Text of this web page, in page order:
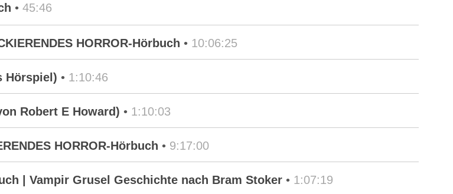
• 45:46
HORROR-Hörbuch • 10:06:25
Hörspiel) • 1:10:46
Robert E Howard) • 1:10:03
HORROR-Hörbuch • 9:17:00
| Vampir Grusel Geschichte nach Bram Stoker • 1:07:19